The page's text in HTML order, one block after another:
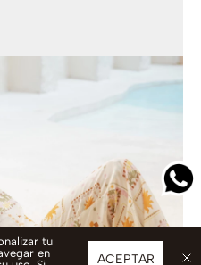
ACEPTAR
tu
en